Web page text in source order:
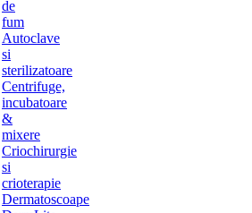
de
fum
Autoclave
si
sterilizatoare
Centrifuge,
incubatoare
&
mixere
Criochirurgie
si
crioterapie
Dermatoscoape